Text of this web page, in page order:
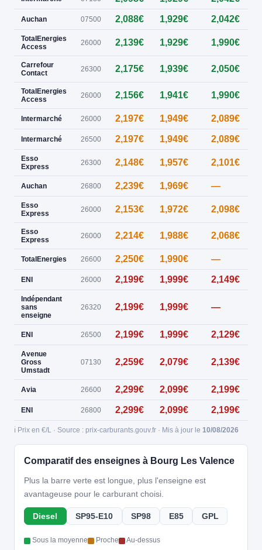
Auchan 07500 2,088€ 1,929€ 2,042€
TotalEnergies
Access
26000 2,139€ 1,929€ 1,990€
Carrefour
Contact
26300 2,175€ 1,939€ 2,050€
TotalEnergies
Access
26000 2,156€ 1,941€ 1,990€
Intermarché 26000 2,197€ 1,949€ 2,089€
Intermarché 26500 2,197€ 1,949€ 2,089€
Esso
Express
26300 2,148€ 1,957€ 2,101€
Auchan 26800 2,239€ 1,969€ —
Esso
Express
26000 2,153€ 1,972€ 2,098€
Esso
Express
26000 2,214€ 1,988€ 2,068€
TotalEnergies 26600 2,250€ 1,990€ —
ENI 26000 2,199€ 1,999€ 2,149€
Indépendant
sans
enseigne
26320 2,199€ 1,999€ —
ENI 26500 2,199€ 1,999€ 2,129€
Avenue
Gross
Umstadt
07130 2,259€ 2,079€ 2,139€
Avia 26600 2,299€ 2,099€ 2,199€
ENI 26800 2,299€ 2,099€ 2,199€
ℹ️ Prix en €/L · Source : prix-carburants.gouv.fr · Mis à jour le 10/08/2026
Comparatif des enseignes à Bourg Les Valence
Plus la barre verte est longue, plus l'enseigne est
avantageuse pour le carburant choisi.
Diesel SP95-E10 SP98 E85 GPL
Sous la moyenne Proche Au-dessus